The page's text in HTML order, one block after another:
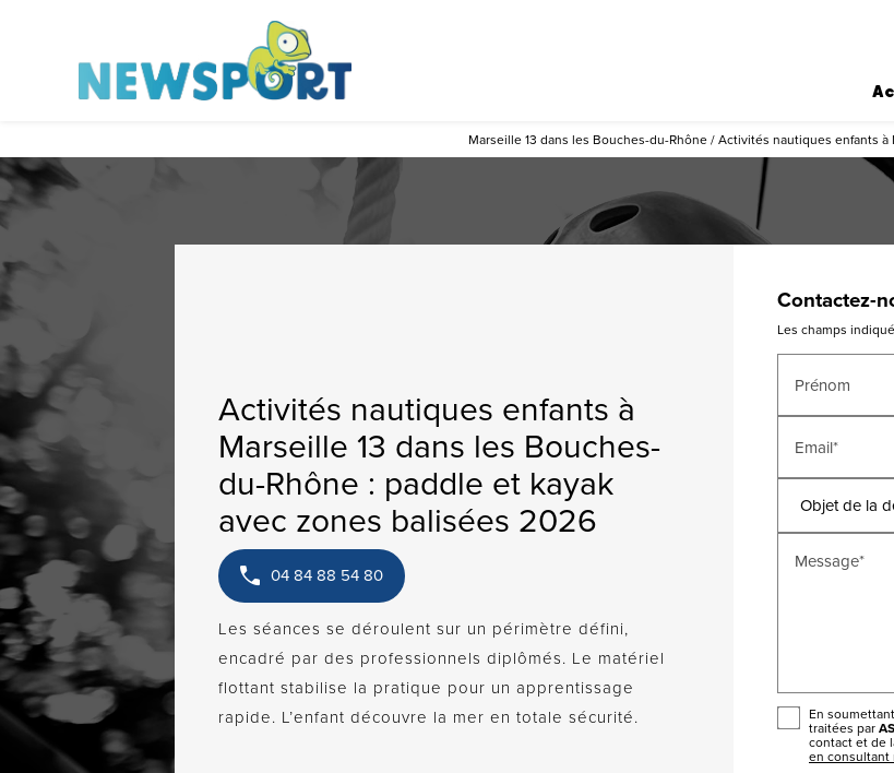
Marseille 13 dans les Bouches-du-Rhône / Activités nautiques enfants
Activités nautiques enfants à
Marseille 13 dans les Bouches-
du-Rhône : paddle et kayak
avec zones balisées 2026
04 84 88 54 80
Les séances se déroulent sur un périmètre défini,
encadré par des professionnels diplômés. Le matériel
flottant stabilise la pratique pour un apprentissage
rapide. L’enfant découvre la mer en totale sécurité.
Contactez-
Les champs
Prénom
Email*
Message*
En
traitées par
contact et de
en